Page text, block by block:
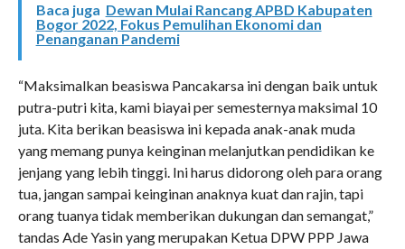
Baca juga Dewan Mulai Rancang APBD Kabupaten
Bogor 2022, Fokus Pemulihan Ekonomi dan
Penanganan Pandemi
“Maksimalkan beasiswa Pancakarsa ini dengan baik untuk
putra-putri kita, kami biayai per semesternya maksimal 10
juta. Kita berikan beasiswa ini kepada anak-anak muda
yang memang punya keinginan melanjutkan pendidikan ke
jenjang yang lebih tinggi. Ini harus didorong oleh para orang
tua, jangan sampai keinginan anaknya kuat dan rajin, tapi
orang tuanya tidak memberikan dukungan dan semangat,”
tandas Ade Yasin yang merupakan Ketua DPW PPP Jawa